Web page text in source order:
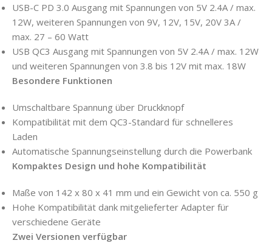
USB-C PD 3.0 Ausgang mit Spannungen von 5V 2.4A / max.
12W, weiteren Spannungen von 9V, 12V, 15V, 20V 3A /
max. 27 – 60 Watt
USB QC3 Ausgang mit Spannungen von 5V 2.4A / max. 12W
und weiteren Spannungen von 3.8 bis 12V mit max. 18W
Besondere Funktionen
Umschaltbare Spannung über Druckknopf
Kompatibilität mit dem QC3-Standard für schnelleres
Laden
Automatische Spannungseinstellung durch die Powerbank
Kompaktes Design und hohe Kompatibilität
Maße von 142 x 80 x 41 mm und ein Gewicht von ca. 550 g
Hohe Kompatibilität dank mitgelieferter Adapter für
verschiedene Geräte
Zwei Versionen verfügbar